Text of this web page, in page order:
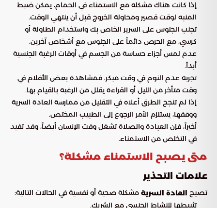
إذا كانت هناك مشكلة مع الاستمناء في الحمام، يمكن ضبط
المنبه لوقت قصير ومحاولة الخروج قبل أن ينتهي الوقت.
تجنب الجلوس على السرير الخاص بك واستخدام الطاولة أو
كرسي، مع الحرص دائماً على الجلوس مع أشخاص آخرين.
عدم لمس أجزاء حساسة من الجسم في أوقات الرغبة الجنسية
أبداً.
تجربة عدم النوم في وقت مبكر، فمشاهدة بعض الأفلام في
وقت متأخر من الليل أو القراءة يقلل من الرغبة بالقيام بها.
إذا لم تنجح الطرق أعلاه في التقليل من ممارسة العادة السرية
ووقفها، يستلزم الأمر الرجوع إلى الطبيب المختص.
أخيراً، فإن العبادة والصلاة تشغل وقت الإنسان أيضاً، وقد تفيد
في التخلص من الاستمناء.
متى يصبح الاستمناء مشكلة؟
علامات التحذير
تصبح العادة السرية مشكلة صحية أو نفسية في الحالات التالية:
تثبيطها للنشاط الجنسي مع الشريك.